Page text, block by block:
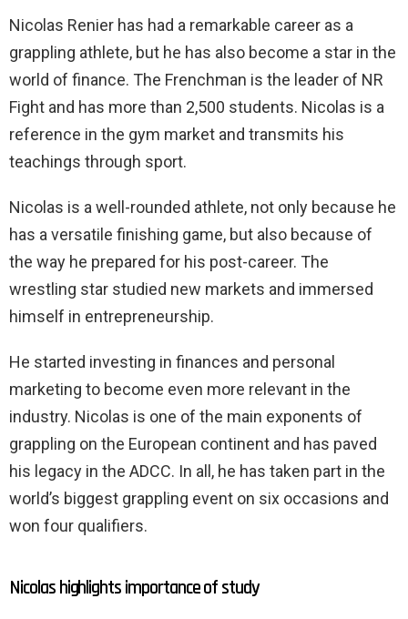
Nicolas Renier has had a remarkable career as a
grappling athlete, but he has also become a star in the
world of finance. The Frenchman is the leader of NR
Fight and has more than 2,500 students. Nicolas is a
reference in the gym market and transmits his
teachings through sport.
Nicolas is a well-rounded athlete, not only because he
has a versatile finishing game, but also because of
the way he prepared for his post-career. The
wrestling star studied new markets and immersed
himself in entrepreneurship.
He started investing in finances and personal
marketing to become even more relevant in the
industry. Nicolas is one of the main exponents of
grappling on the European continent and has paved
his legacy in the ADCC. In all, he has taken part in the
world’s biggest grappling event on six occasions and
won four qualifiers.
Nicolas highlights importance of study